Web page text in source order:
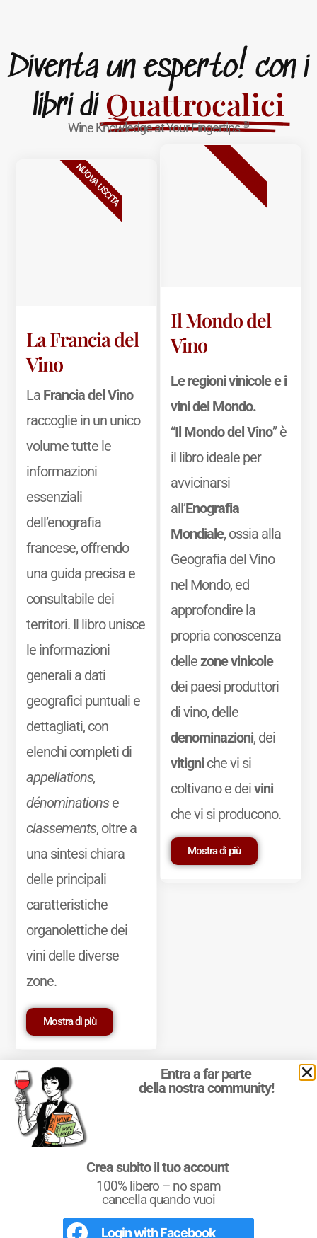
Diventa un esperto! con i
libri di Quattrocalici
Wine Knowledge at Your Fingertips®
La Francia del
Vino
La Francia del Vino
raccoglie in un unico
volume tutte le
informazioni
essenziali
dell’enografia
francese, offrendo
una guida precisa e
consultabile dei
territori. Il libro unisce
le informazioni
generali a dati
geografici puntuali e
dettagliati, con
elenchi completi di
appellations,
dénominationse
classements, oltre a
una sintesi chiara
delle principali
caratteristiche
organolettiche dei
vini delle diverse
zone.
Mostra di più
NUOVA USCITA
Il Mondo del
Vino
Le regioni vinicole e i
vini del Mondo.
“Il Mondo del Vino” è
il libro ideale per
avvicinarsi
all’Enografia
Mondiale, ossia alla
Geografia del Vino
nel Mondo, ed
approfondire la
propria conoscenza
dellezone vinicole
dei paesi produttori
di vino, delle
denominazioni, dei
vitigniche vi si
coltivano e deivini
che vi si producono.
Mostra di più
BESTSELLER
Marchio Reg. | P.IVA 03921390245
Condizioni d'uso|Privacy Policy|Cookie Policy
cookie
Entra a far parte
della nostra community!
Crea subito il tuo account
100% libero – no spam
cancella quando vuoi
Login withFacebook